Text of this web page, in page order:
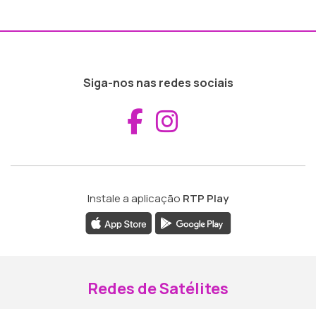
Siga-nos nas redes sociais
Aceder ao
Instale a aplicação RTP Play
Redes de Satélites